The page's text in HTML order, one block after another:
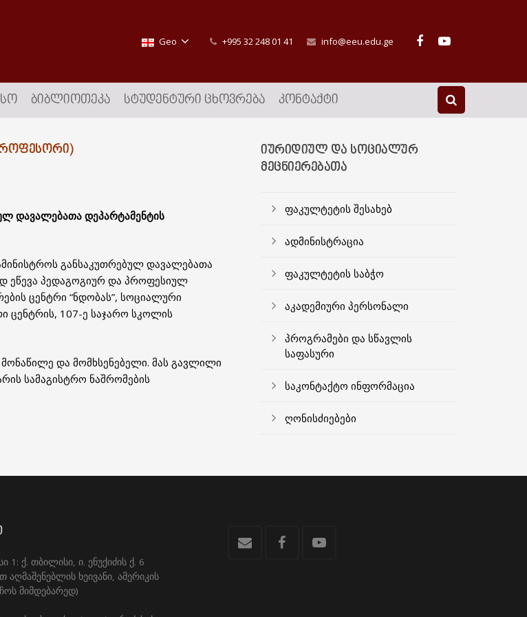
Geo +995 32 248 01 41 info@eeu.edu.ge
ᲑᲘᲑᲚᲘᲝᲗᲔᲙᲐ ᲡᲢᲣᲓᲔᲜᲢᲣᲠᲘ ᲪᲮᲝᲕᲠᲔᲑᲐ ᲙᲝᲜᲢᲐᲥᲢᲘ
დავალებათა დეპარტამენტის
განსაკუთრებულ დავალებათა
ეწევა პედაგოგიურ და პროფესიულ
ცენტრი “ნდობას”, სოციალური
ცენტრის, 107-ე საჯარო სკოლის
და მომხსენებელი. მას გავლილი
სამაგისტრო ნაშრომების
ᲘᲣᲠᲘᲓᲘᲣᲚ ᲓᲐ ᲡᲝᲪᲘᲐᲚᲣᲠ
ᲛᲔᲪᲜᲘᲔᲠᲔᲑᲐᲗᲐ
ფაკულტეტის შესახებ
ადმინისტრაცია
ფაკულტეტის საბჭო
აკადემიური პერსონალი
პროგრამები და სწავლის
საფასური
საკონტაქტო ინფორმაცია
ღონისძიებები
1: ქ. თბილისი, ი. ენუქიძის ქ. 6
აღმაშენებლის ხეივანი, ამერიკის
მიმდებარედ)